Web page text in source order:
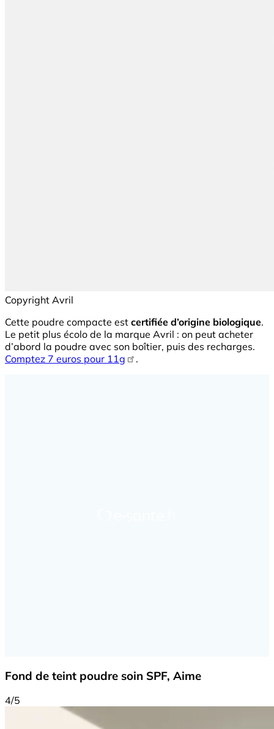
Copyright Avril
Cette poudre compacte est certifiée d’origine biologique.
Le petit plus écolo de la marque Avril : on peut acheter
d’abord la poudre avec son boîtier, puis des recharges.
Comptez 7 euros pour 11g
.
Fond de teint poudre soin SPF, Aime
4/5